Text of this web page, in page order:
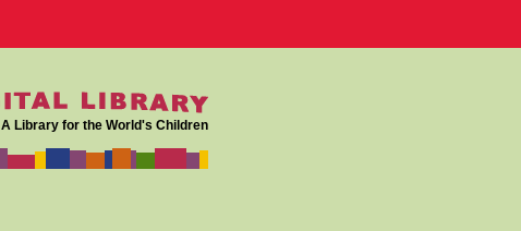
A Library for the World's Children